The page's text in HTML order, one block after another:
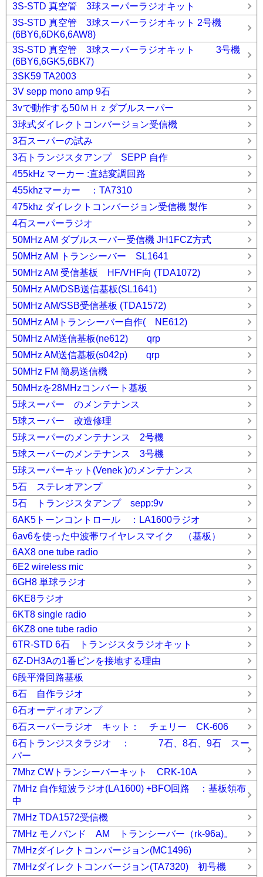
3S-STD 真空管 3球スーパーラジオキット
3S-STD 真空管 3球スーパーラジオキット 2号機
(6BY6,6DK6,6AW8)
3S-STD 真空管 3球スーパーラジオキット 3号機
(6BY6,6GK5,6BK7)
3SK59 TA2003
3V sepp mono amp 9石
3vで動作する50ＭＨｚダブルスーパー
3球式ダイレクトコンバージョン受信機
3石スーパーの試み
3石トランジスタアンプ SEPP 自作
455kHz マーカー :直結変調回路
455khzマーカー ：TA7310
475khz ダイレクトコンバージョン受信機 製作
4石スーパーラジオ
50MHz AM ダブルスーパー受信機 JH1FCZ方式
50MHz AM トランシーバー SL1641
50MHz AM 受信基板 HF/VHF向 (TDA1072)
50MHz AM/DSB送信基板(SL1641)
50MHz AM/SSB受信基板 (TDA1572)
50MHz AMトランシーバー自作( NE612)
50MHz AM送信基板(ne612) qrp
50MHz AM送信基板(s042p) qrp
50MHz FM 簡易送信機
50MHzを28MHzコンバート基板
5球スーパー のメンテナンス
5球スーパー 改造修理
5球スーパーのメンテナンス 2号機
5球スーパーのメンテナンス 3号機
5球スーパーキット(Venek )のメンテナンス
5石 ステレオアンプ
5石 トランジスタアンプ sepp:9v
6AK5トーンコントロール ：LA1600ラジオ
6av6を使った中波帯ワイヤレスマイク （基板）
6AX8 one tube radio
6E2 wireless mic
6GH8 単球ラジオ
6KE8ラジオ
6KT8 single radio
6KZ8 one tube radio
6TR-STD 6石 トランジスタラジオキット
6Z-DH3Aの1番ピンを接地する理由
6段平滑回路基板
6石 自作ラジオ
6石オーディオアンプ
6石スーパーラジオ キット： チェリー CK-606
6石トランジスタラジオ ： 7石、8石、9石 スー
パー
7Mhz CWトランシーバーキット CRK-10A
7MHz 自作短波ラジオ(LA1600) +BFO回路 ：基板領布
中
7MHz TDA1572受信機
7MHz モノバンド AM トランシーバー（rk-96a)。
7MHzダイレクトコンバージョン(MC1496)
7MHzダイレクトコンバージョン(TA7320) 初号機